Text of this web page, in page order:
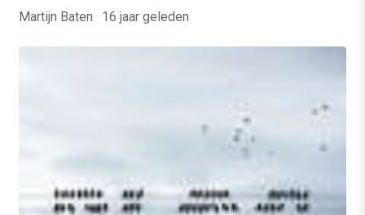
Martijn Baten · 16 jaar geleden